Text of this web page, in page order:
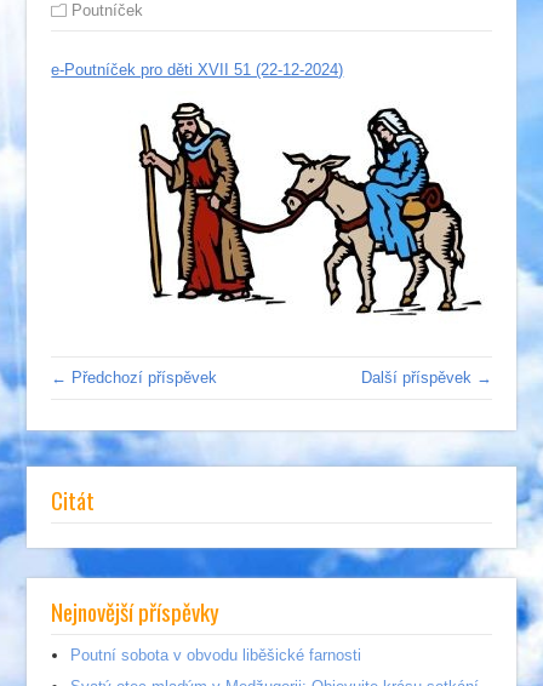
Poutníček
e-Poutníček pro děti XVII 51 (22-12-2024)
← Předchozí příspěvek Další příspěvek →
Citát
Nejnovější příspěvky
Poutní sobota v obvodu liběšické farnosti